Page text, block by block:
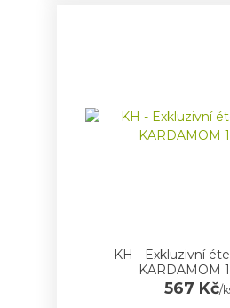
KH - Exkluzivní
KARDAMOM
567 Kč/